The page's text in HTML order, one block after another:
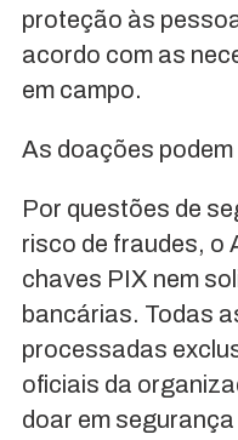
proteção às
acordo com as
em campo.
As doações
Por questões de
risco de fraudes, o
chaves PIX nem
bancárias. Todas
processadas
oficiais da
doar em